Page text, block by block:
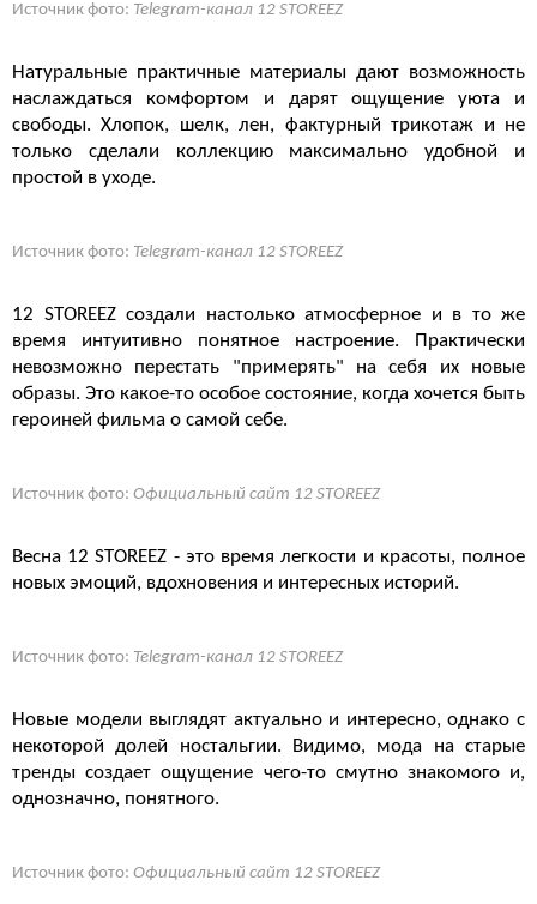
Источник фото: Telegram-канал 12 STOREEZ
Натуральные практичные материалы дают возможность
наслаждаться комфортом и дарят ощущение уюта и
свободы. Хлопок, шелк, лен, фактурный трикотаж и не
только сделали коллекцию максимально удобной и
простой в уходе.
Источник фото: Telegram-канал 12 STOREEZ
12 STOREEZ создали настолько атмосферное и в то же
время интуитивно понятное настроение. Практически
невозможно перестать "примерять" на себя их новые
образы. Это какое-то особое состояние, когда хочется быть
героиней фильма о самой себе.
Источник фото: Официальный сайт 12 STOREEZ
Весна 12 STOREEZ - это время легкости и красоты, полное
новых эмоций, вдохновения и интересных историй.
Источник фото: Telegram-канал 12 STOREEZ
Новые модели выглядят актуально и интересно, однако с
некоторой долей ностальгии. Видимо, мода на старые
тренды создает ощущение чего-то смутно знакомого и,
однозначно, понятного.
Источник фото: Официальный сайт 12 STOREEZ